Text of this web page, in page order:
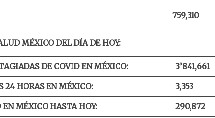
759,310
MÉXICO DEL DÍA DE HOY:
DE COVID EN MÉXICO: 3’841,661
24 HORAS EN MÉXICO: 3,353
MÉXICO HASTA HOY: 290,872